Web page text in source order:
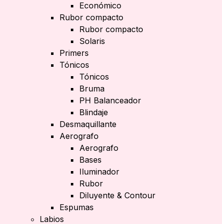
Económico
Rubor compacto
Rubor compacto
Solaris
Primers
Tónicos
Tónicos
Bruma
PH Balanceador
Blindaje
Desmaquillante
Aerografo
Aerografo
Bases
Iluminador
Rubor
Diluyente & Contour
Espumas
Labios